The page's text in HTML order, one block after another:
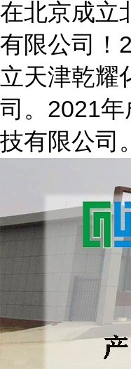
在北京成立
有限公司！
立天津乾耀
司。2021
技有限公司。